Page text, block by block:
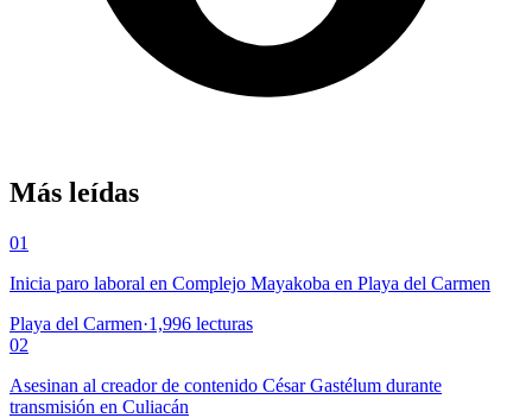
Más leídas
01
Inicia paro laboral en Complejo Mayakoba en Playa del Carmen
Playa del Carmen·1,996 lecturas
02
Asesinan al creador de contenido César Gastélum durante
transmisión en Culiacán